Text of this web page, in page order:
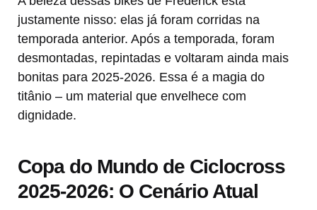
justamente nisso: elas já foram corridas na
temporada anterior. Após a temporada, foram
desmontadas, repintadas e voltaram ainda mais
bonitas para 2025-2026. Essa é a magia do
titânio – um material que envelhece com
dignidade.
Copa do Mundo de Ciclocross
2025-2026: O Cenário Atual